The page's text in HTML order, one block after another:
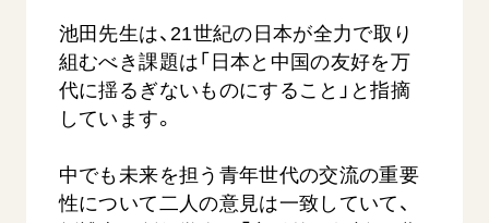
池田先生は、21世紀の日本が全力で取り
組むべき課題は「日本と中国の友好を万
代に揺るぎないものにすること」と指摘
しています。
中でも未来を担う青年世代の交流の重要
性について二人の意見は一致していて、